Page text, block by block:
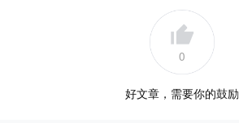
0
好文章，需要你的鼓励